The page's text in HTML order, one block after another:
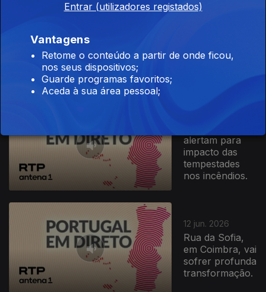
Aljustrel, no
alertam para
impacto das
tempestades
nos incêndios.
12 jun. 2026
Rua da Sofia,
em Coimbra, vai
sofrer profunda
transformação.
Entrar (utilizadores registados)
Vantagens
Retome o conteúdo a partir de onde ficou,
nos seus dispositivos;
Guarde programas favoritos;
Aceda à sua área pessoal;